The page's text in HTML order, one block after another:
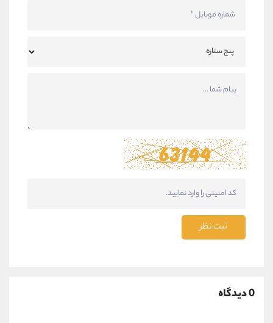
ثبت نظر
0 دیدگاه